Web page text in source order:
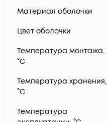
Материал оболочки
Цвет оболочки
Температура монтажа,
°C
Температура хранения,
°C
Температура